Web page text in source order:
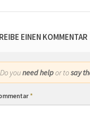
EINEN KOMMENTAR
Do youneed helpor tosay
*